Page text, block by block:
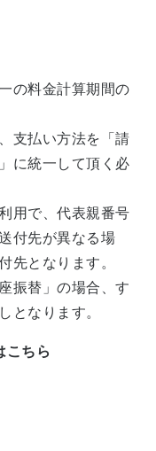
の料金計算期間の
支払い方法を「請
に統一して頂く必
用で、代表親番号
付先が異なる場
先となります。
振替」の場合、す
となります。
こちら